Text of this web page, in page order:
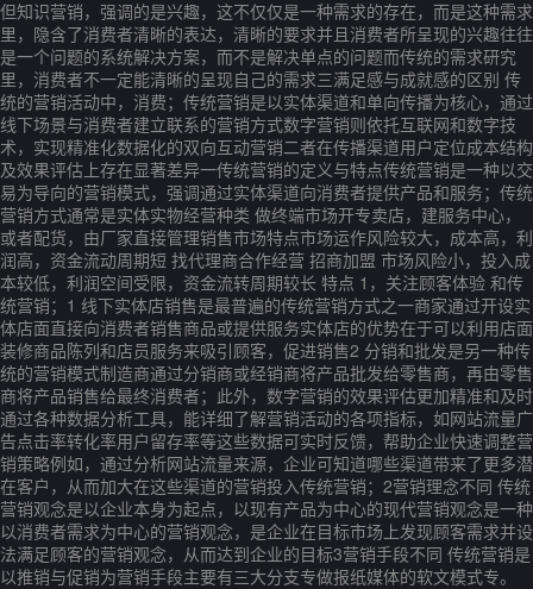
但知识营销，强调的是兴趣，这不仅仅是一种需求的存在，而是这种需求
里，隐含了消费者清晰的表达，清晰的要求并且消费者所呈现的兴趣往往
是一个问题的系统解决方案，而不是解决单点的问题而传统的需求研究
里，消费者不一定能清晰的呈现自己的需求三满足感与成就感的区别 传
统的营销活动中，消费；传统营销是以实体渠道和单向传播为核心，通过
线下场景与消费者建立联系的营销方式数字营销则依托互联网和数字技
术，实现精准化数据化的双向互动营销二者在传播渠道用户定位成本结构
及效果评估上存在显著差异一传统营销的定义与特点传统营销是一种以交
易为导向的营销模式，强调通过实体渠道向消费者提供产品和服务；传统
营销方式通常是实体实物经营种类 做终端市场开专卖店，建服务中心，
或者配货，由厂家直接管理销售市场特点市场运作风险较大，成本高，利
润高，资金流动周期短 找代理商合作经营 招商加盟 市场风险小，投入成
本较低，利润空间受限，资金流转周期较长 特点 1，关注顾客体验 和传
统营销；1 线下实体店销售是最普遍的传统营销方式之一商家通过开设实
体店面直接向消费者销售商品或提供服务实体店的优势在于可以利用店面
装修商品陈列和店员服务来吸引顾客，促进销售2 分销和批发是另一种传
统的营销模式制造商通过分销商或经销商将产品批发给零售商，再由零售
商将产品销售给最终消费者；此外，数字营销的效果评估更加精准和及时
通过各种数据分析工具，能详细了解营销活动的各项指标，如网站流量广
告点击率转化率用户留存率等这些数据可实时反馈，帮助企业快速调整营
销策略例如，通过分析网站流量来源，企业可知道哪些渠道带来了更多潜
在客户，从而加大在这些渠道的营销投入传统营销；2营销理念不同 传统
营销观念是以企业本身为起点，以现有产品为中心的现代营销观念是一种
以消费者需求为中心的营销观念，是企业在目标市场上发现顾客需求并设
法满足顾客的营销观念，从而达到企业的目标3营销手段不同 传统营销是
以推销与促销为营销手段主要有三大分支专做报纸媒体的软文模式专。